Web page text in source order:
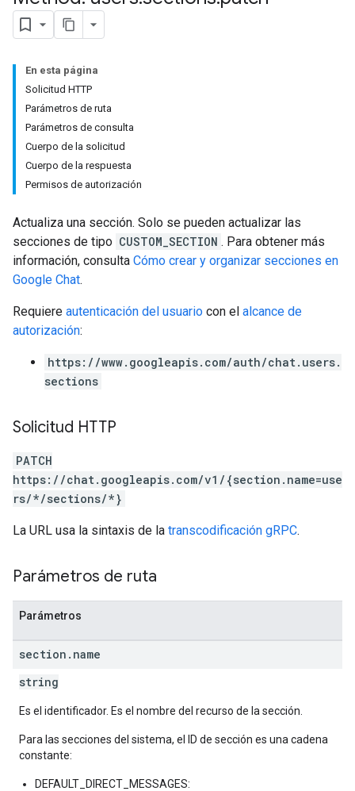
En esta página
Solicitud HTTP
Parámetros de ruta
Parámetros de consulta
Cuerpo de la solicitud
Cuerpo de la respuesta
Permisos de autorización
Actualiza una sección. Solo se pueden actualizar las
secciones de tipo CUSTOM_SECTION . Para obtener más
información, consulta Cómo crear y organizar secciones en
Google Chat.
Requiere autenticación del usuario con el alcance de
autorización:
https://www.googleapis.com/auth/chat.users.
sections
Solicitud HTTP
PATCH
https://chat.googleapis.com/v1/{section.name=use
rs/*/sections/*}
La URL usa la sintaxis de la transcodificación gRPC.
Parámetros de ruta
Parámetros
section . name
string
Es el identificador. Es el nombre del recurso de la sección.
Para las secciones del sistema, el ID de sección es una cadena
constante:
DEFAULT_DIRECT_MESSAGES: